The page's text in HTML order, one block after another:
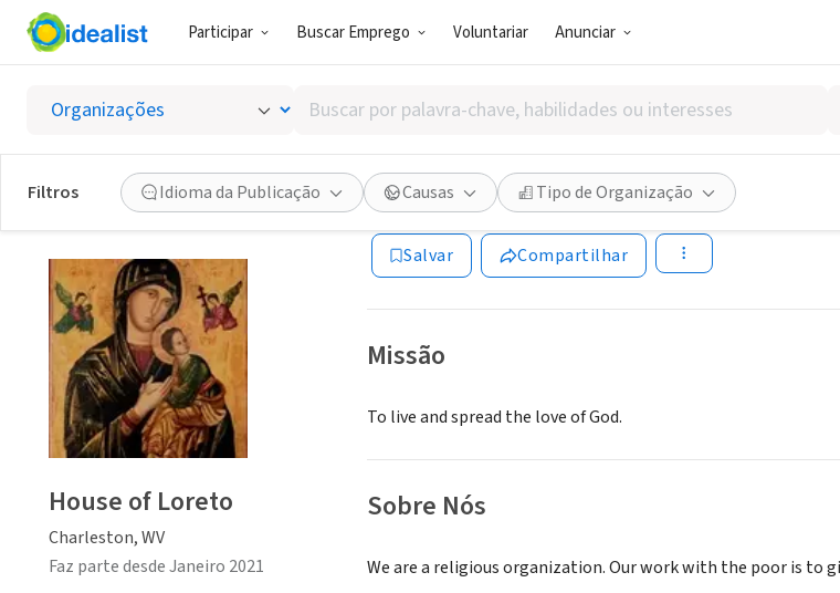
Participar Buscar Emprego Voluntariar Anunciar
Buscar
por
palavra-
chave,
habilidades
ou
interesses
Filtros Idioma da Publicação Causas Tipo de Organização
House of Loreto
Charleston, WV
Salvar Compartilhar
Missão
To live and spread the love of God.
Sobre Nós
We are a religious organization. Our work with the poor is to
House of Loreto
Charleston, WV
Faz parte desde Janeiro 2021